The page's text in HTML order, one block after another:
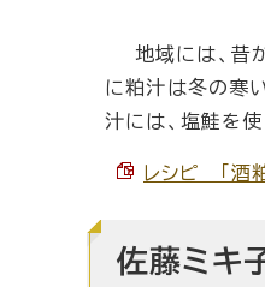
地域には、昔か
に粕汁は冬の寒
汁には、塩鮭を
レシピ 「酒
佐藤ミキ